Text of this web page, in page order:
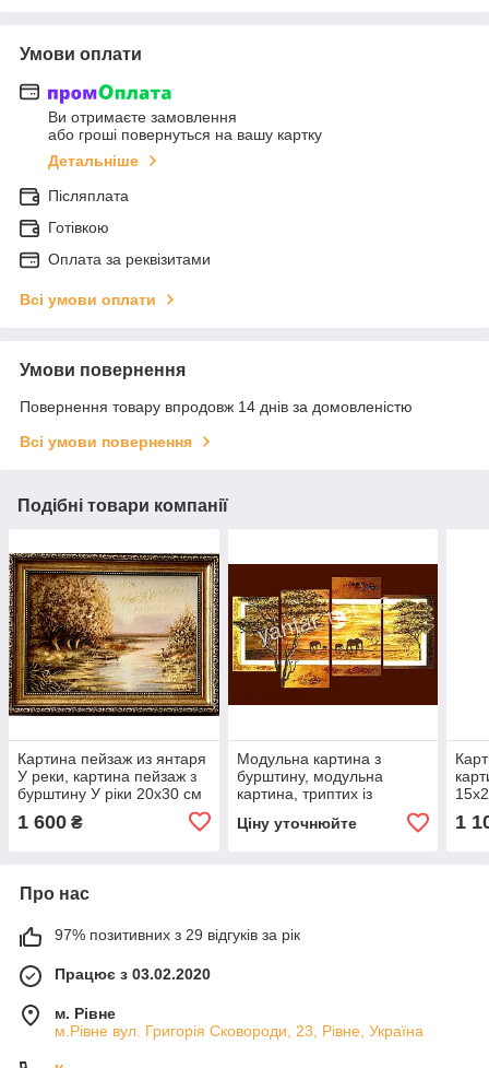
Умови оплати
Ви отримаєте замовлення
або гроші повернуться на вашу картку
Детальніше
Післяплата
Готівкою
Оплата за реквізитами
Всі умови оплати
Умови повернення
Повернення товару впродовж 14 днів за домовленістю
Всі умови повернення
Подібні товари компанії
Картина пейзаж из янтаря
У реки, картина пейзаж з
бурштину У ріки 20x30 см
1 600 ₴
Модульна картина з
бурштину, модульна
картина, триптих із
Ціну уточнюйте 1
Про нас
97% позитивних з 29 відгуків за рік
Працює з 03.02.2020
м. Рівне
м.Рівне вул. Григорія Сковороди, 23, Рівне, Україна